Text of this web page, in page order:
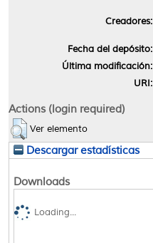
Creadores:
Fecha del depósito:
Última modificación:
URI:
Actions (login required)
Ver elemento
Descargar estadísticas
Downloads
Loading...